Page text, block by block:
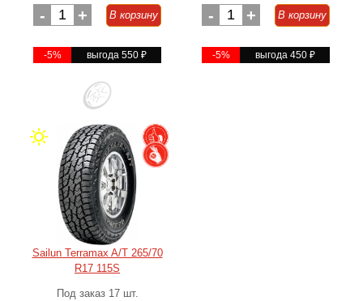
- 1 + В корзину
-5% выгода 550 ₽
- 1 + В корзину
-5% выгода 450 ₽
Sailun Terramax A/T 265/70
R17 115S
Под заказ 17 шт.